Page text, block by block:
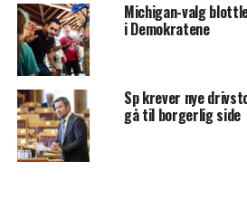
Michigan-valg
i Demokratene
Sp krever nye
gå til borgerlig side